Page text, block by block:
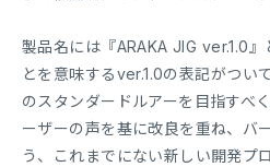
製品名には『ARAKA JIG ver.1.0
とを意味するver.1.0の表記がつい
のスタンダードルアーを目指すべ
ーザーの声を基に改良を重ね、バ
う、これまでにない新しい開発プ